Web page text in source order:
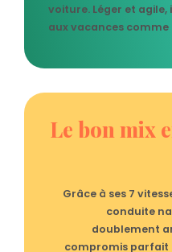
voiture. Léger et
aux vacances
Le bon mix
Grâce à ses 7
conduite
doublement
compromis